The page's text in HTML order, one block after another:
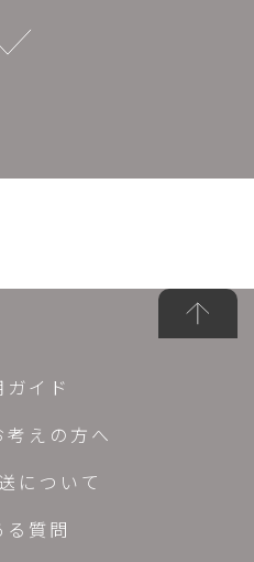
ガイド
えの方へ
について
る質問